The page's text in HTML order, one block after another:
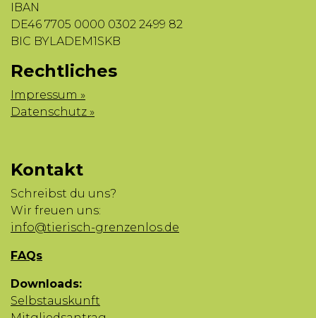
IBAN
DE46 7705 0000 0302 2499 82
BIC BYLADEM1SKB
Rechtliches
Impressum »
Datenschutz »
Kontakt
Schreibst du uns?
Wir freuen uns:
info@tierisch-grenzenlos.de
FAQs
Downloads:
Selbstauskunft